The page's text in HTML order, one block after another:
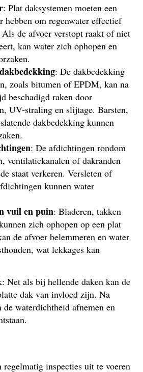
: Plat daksystemen moeten een
hebben om regenwater effectief
de afvoer verstopt raakt of niet
kan water zich ophopen en
: De dakbedekking
zoals bitumen of EPDM, kan na
beschadigd raken door
UV-straling en slijtage. Barsten,
dakbedekking kunnen
: De afdichtingen rondom
ventilatiekanalen of dakranden
staat verkeren. Versleten of
kunnen water
vuil en puin: Bladeren, takken
zich ophopen op een plat
de afvoer belemmeren en water
wat lekkages kan
Net als bij hellende daken kan de
dak van invloed zijn. Na
waterdichtheid afnemen en
regelmatig inspecties uit te voeren